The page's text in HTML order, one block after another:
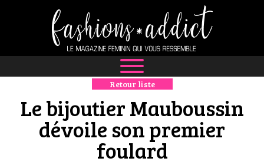
NEWS
MODE
LUXE
Retour liste
Le bijoutier Mauboussin
dévoile son premier
foulard